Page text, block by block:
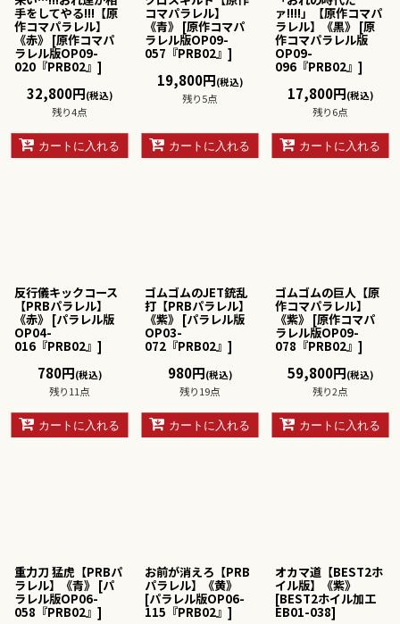
手をしてやる!!!【原
作コマパラレル】
《赤》 [原作コマパ
ラレル版OP09-
020『PRB02』 ]
32,800円(税込)
残り4点
カートに入れる
コマパラレル】
《青》 [原作コマパ
ラレル版OP09-
057『PRB02』 ]
19,800円(税込)
残り5点
カートに入れる
ァ!!!!」【原作コマパ
ラレル】《黒》 [原
作コマパラレル版
OP09-
096『PRB02』 ]
17,800円(税込)
残り6点
カートに入れる
反行儀キックコース
【PRBパラレル】
《赤》 [パラレル版
OP04-
016『PRB02』 ]
780円(税込)
残り11点
カートに入れる
ゴムゴムのJET銃乱
打【PRBパラレル】
《紫》 [パラレル版
OP03-
072『PRB02』 ]
980円(税込)
残り19点
カートに入れる
ゴムゴムの巨人【原
作コマパラレル】
《紫》 [原作コマパ
ラレル版OP09-
078『PRB02』 ]
59,800円(税込)
残り2点
カートに入れる
重力刀 猛虎【PRBパ
ラレル】《青》 [パ
ラレル版OP06-
058『PRB02』 ]
お前が消えろ【PRB
パラレル】《黄》
[パラレル版OP06-
115『PRB02』 ]
オカマ道【BEST2ホ
イル版】《紫》
[BEST2ホイル加工
EB01-038]